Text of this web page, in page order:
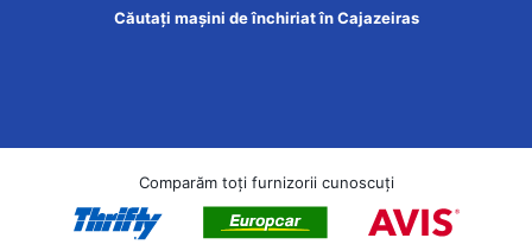
Căutați mașini de închiriat în Cajazeiras
Comparăm toți furnizorii cunoscuți